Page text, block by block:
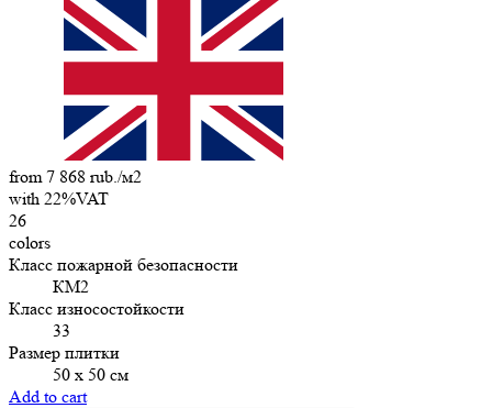
from 7 868 rub./м2
with 22%VAT
26
colors
Класс пожарной безопасности
КМ2
Класс износостойкости
33
Размер плитки
50 х 50 см
Add to cart